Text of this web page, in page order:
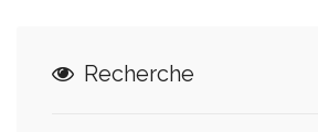
Recherche